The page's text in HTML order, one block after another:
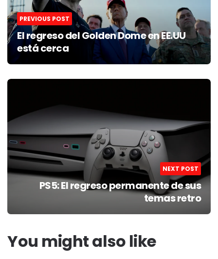
PREVIOUS POST
El regreso del Golden Dome en EE.UU
está cerca
NEXT POST
PS5: El regreso permanente de sus
temas retro
You might also like